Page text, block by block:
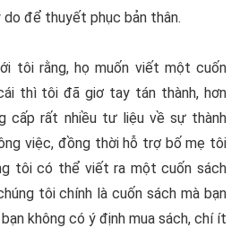
để thuyết phục bản thân.
tôi rằng, họ muốn viết một cuốn
thì tôi đã giơ tay tán thành, hơn
cấp rất nhiều tư liệu về sự thành
việc, đồng thời hỗ trợ bố mẹ tôi
tôi có thể viết ra một cuốn sách
tôi chính là cuốn sách mà bạn
không có ý định mua sách, chí ít